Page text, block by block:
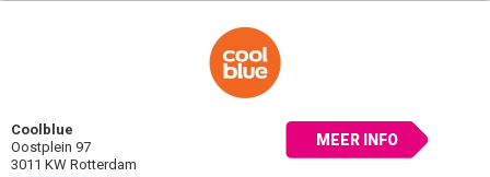
Coolblue
Oostplein 97
3011 KW Rotterdam
MEER INFO